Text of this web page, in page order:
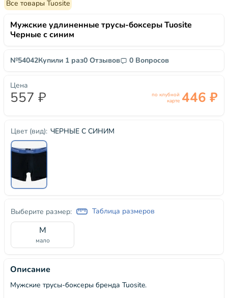
Все товары Tuosite
Мужские удлиненные трусы-боксеры Tuosite
Черные с синим
№54042Купили 1 раз0 Отзывов 0 Вопросов
Цвет (вид): ЧЕРНЫЕ С СИНИМ
Выберите размер: Таблица размеров
M
мало
Цена
557 ₽
по клубной
карте 446 ₽
Описание
Мужские трусы-боксеры бренда Tuosite.